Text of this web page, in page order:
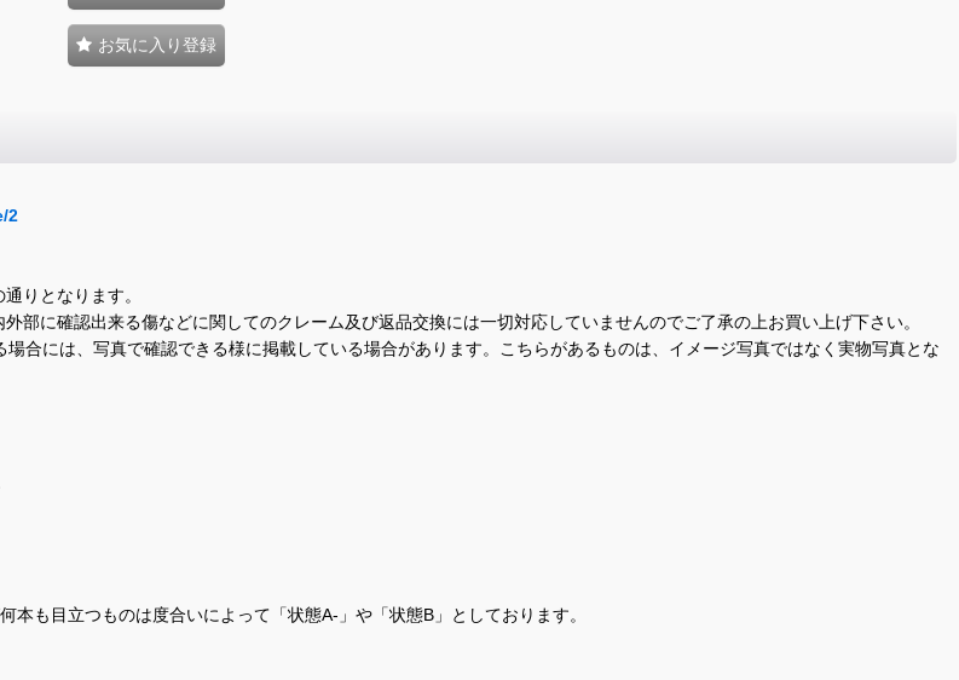
お気に入り登録
2
りとなります。
に確認出来る傷などに関してのクレーム及び返品交換には一切対応していませんのでご了承の上お買い上げ下さい。
合には、写真で確認できる様に掲載している場合があります。こちらがあるものは、イメージ写真ではなく実物写真とな
も目立つものは度合いによって「状態A-」や「状態B」としております。